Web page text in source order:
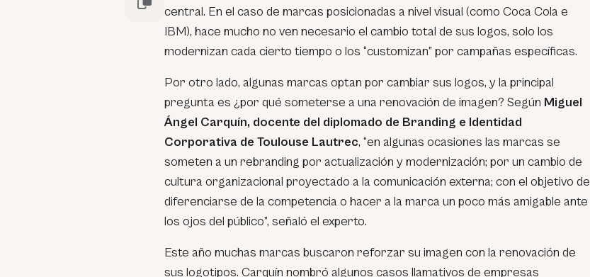
central. En el caso de marcas posicionadas a nivel visual (como Coca Cola e
IBM), hace mucho no ven necesario el cambio total de sus logos, solo los
modernizan cada cierto tiempo o los “customizan” por campañas específicas.
Por otro lado, algunas marcas optan por cambiar sus logos, y la principal
pregunta es ¿por qué someterse a una renovación de imagen? Según Miguel
Ángel Carquín, docente del diplomado de Branding e Identidad
Corporativa de Toulouse Lautrec, “en algunas ocasiones las marcas se
someten a un rebranding por actualización y modernización; por un cambio de
cultura organizacional proyectado a la comunicación externa; con el objetivo de
diferenciarse de la competencia o hacer a la marca un poco más amigable ante
los ojos del público”, señaló el experto.
Este año muchas marcas buscaron reforzar su imagen con la renovación de
sus logotipos. Carquín nombró algunos casos llamativos de empresas